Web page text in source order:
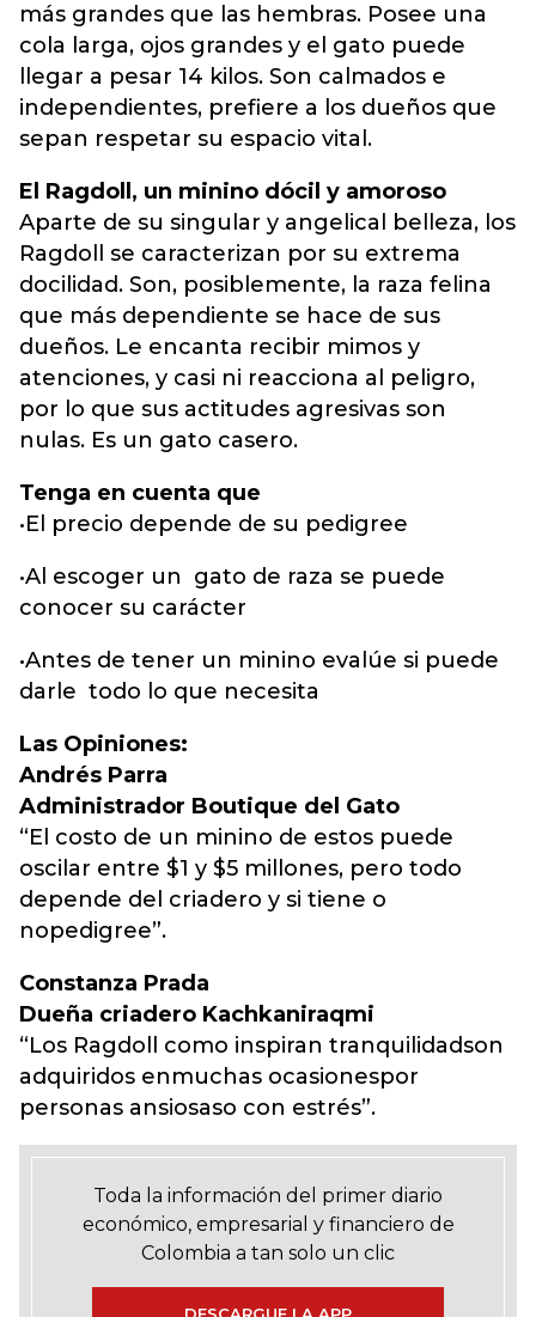
más grandes que las hembras. Posee una
cola larga, ojos grandes y el gato puede
llegar a pesar 14 kilos. Son calmados e
independientes, prefiere a los dueños que
sepan respetar su espacio vital.
El Ragdoll, un minino dócil y amoroso
Aparte de su singular y angelical belleza, los
Ragdoll se caracterizan por su extrema
docilidad. Son, posiblemente, la raza felina
que más dependiente se hace de sus
dueños. Le encanta recibir mimos y
atenciones, y casi ni reacciona al peligro,
por lo que sus actitudes agresivas son
nulas. Es un gato casero.
Tenga en cuenta que
•El precio depende de su pedigree
•Al escoger un gato de raza se puede
conocer su carácter
•Antes de tener un minino evalúe si puede
darle todo lo que necesita
Las Opiniones:
Andrés Parra
Administrador Boutique del Gato
“El costo de un minino de estos puede
oscilar entre $1 y $5 millones, pero todo
depende del criadero y si tiene o
nopedigree”.
Constanza Prada
Dueña criadero Kachkaniraqmi
“Los Ragdoll como inspiran tranquilidadson
adquiridos enmuchas ocasionespor
personas ansiosaso con estrés”.
Toda la información del primer diario
económico, empresarial y financiero de
Colombia a tan solo un clic